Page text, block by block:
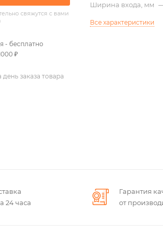
свяжутся с вами
- бесплатно
₽
Ширина входа, мм
Все характеристики
заказа товара
24 часа
Гарантия
от